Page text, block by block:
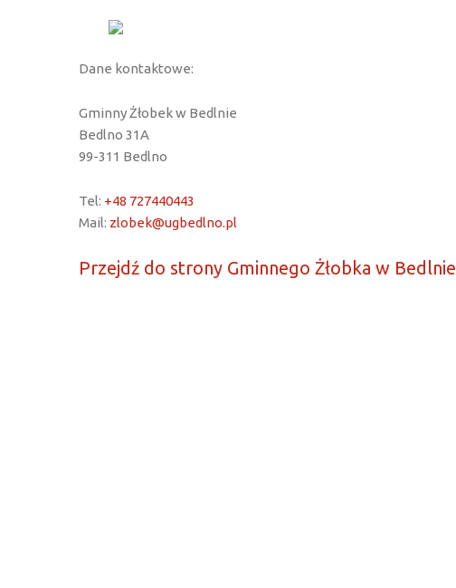
Dane kontaktowe:
Gminny Żłobek w Bedlnie
Bedlno 31A
99-311 Bedlno
Tel: +48 727440443
Mail: zlobek@ugbedlno.pl
Przejdź do strony Gminnego Żłobka w Bedlnie